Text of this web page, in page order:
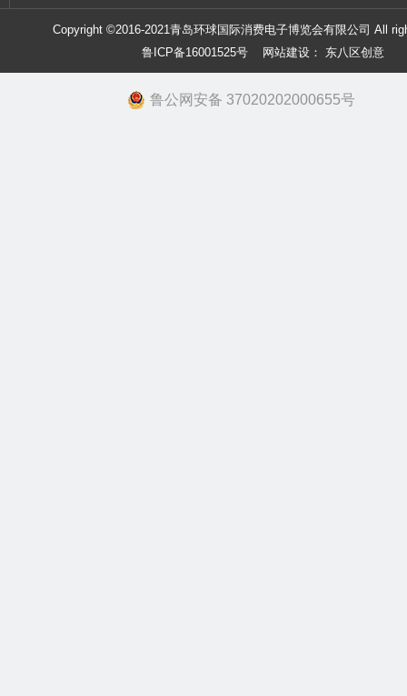
Copyright ©2016-2021青岛环球国际消费电子博览会有限公司 All
鲁ICP备16001525号
网站建设： 东八区创意
鲁公网安备 37020202000655号